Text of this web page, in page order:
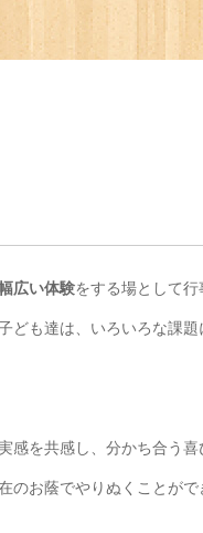
広い体験をする場として
も達は、いろいろな課
感を共感し、分かち合う
のお蔭でやりぬくことがで